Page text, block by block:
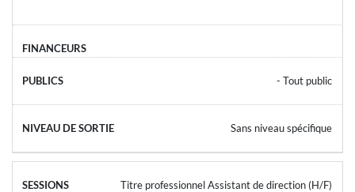
- Tout public
Sans niveau spécifique
Titre professionnel Assistant de direction (H/F)